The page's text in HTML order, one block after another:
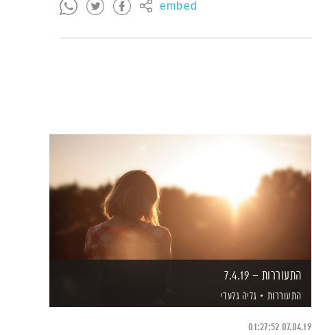
embed
התעוררות – 7.4.19
התעוררות גליה גלעדי
07.04.19
01:27:52